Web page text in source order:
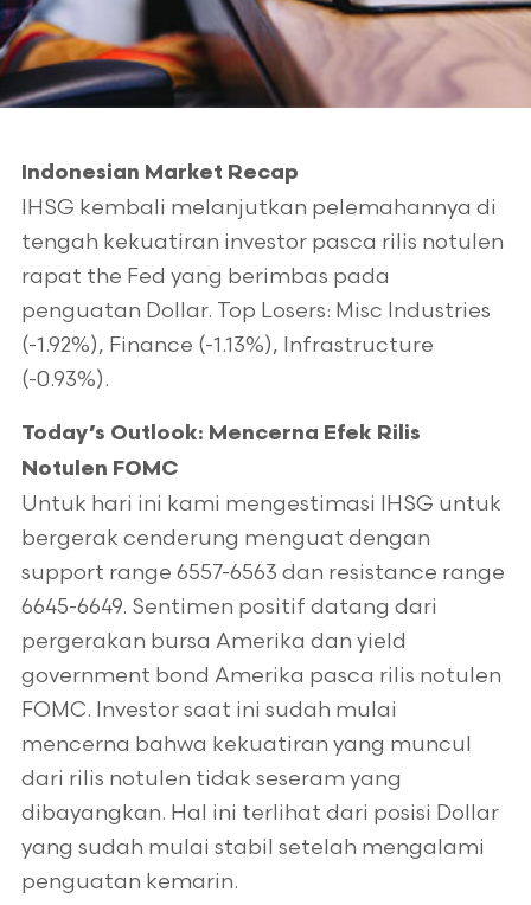
Indonesian Market Recap
IHSG kembali melanjutkan pelemahannya di
tengah kekuatiran investor pasca rilis notulen
rapat the Fed yang berimbas pada
penguatan Dollar. Top Losers: Misc Industries
(-1.92%), Finance (-1.13%), Infrastructure
(-0.93%).
Today’s Outlook: Mencerna Efek Rilis
Notulen FOMC
Untuk hari ini kami mengestimasi IHSG untuk
bergerak cenderung menguat dengan
support range 6557-6563 dan resistance range
6645-6649. Sentimen positif datang dari
pergerakan bursa Amerika dan yield
government bond Amerika pasca rilis notulen
FOMC. Investor saat ini sudah mulai
mencerna bahwa kekuatiran yang muncul
dari rilis notulen tidak seseram yang
dibayangkan. Hal ini terlihat dari posisi Dollar
yang sudah mulai stabil setelah mengalami
penguatan kemarin.